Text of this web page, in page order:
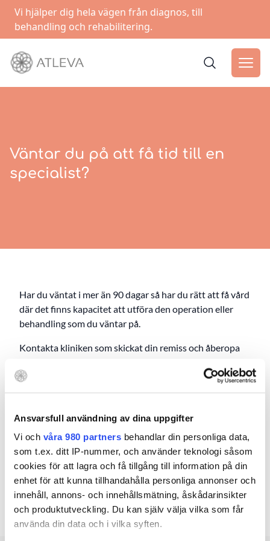
Ansvarsfull användning av dina uppgifter
Vi och våra 980 partners behandlar din personliga data,
som t.ex. ditt IP-nummer, och använder teknologi såsom
cookies för att lagra och få tillgång till information på din
enhet för att kunna tillhandahålla personliga annonser och
innehåll, annons- och innehållsmätning, åskådarinsikter
och produktutveckling. Du kan själv välja vilka som får
använda din data och i vilka syften.
Vi hjälper dig hela vägen från diagnos, till
behandling och rehabilitering.
Väntar du på att få tid till en
specialist?
Har du väntat i mer än 90 dagar så har du rätt att få vård
där det finns kapacitet att utföra den operation eller
behandling som du väntar på.
Kontakta kliniken som skickat din remiss och åberopa
också kontakta din region, se kontaktuppgifterhär.
med höft, knä, axel, hand, handled, armbåge, fot och
Alla våra läkare är specialister inom sitt område med
lång erfarenhet.
Välkommen till oss!